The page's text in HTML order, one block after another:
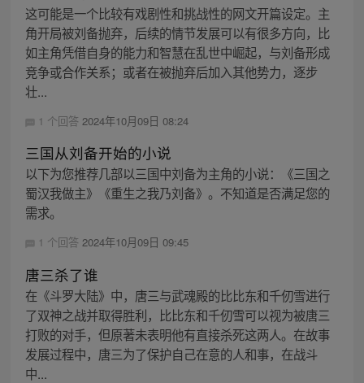
这可能是一个比较有戏剧性和挑战性的网文开篇设定。主
角开局被刘备抛弃，后续的情节发展可以有很多方向，比
如主角凭借自身的能力和智慧在乱世中崛起，与刘备形成
竞争或合作关系；或者在被抛弃后加入其他势力，逐步
壮...
1 个回答 2024年10月09日 08:24
三国从刘备开始的小说
以下为您推荐几部以三国中刘备为主角的小说：《三国之
蜀汉我做主》《重生之我乃刘备》。不知道是否满足您的
需求。
1 个回答 2024年10月09日 09:45
唐三杀了谁
在《斗罗大陆》中，唐三与武魂殿的比比东和千仞雪进行
了双神之战并取得胜利，比比东和千仞雪可以视为被唐三
打败的对手，但原著未表明他有直接杀死这两人。在故事
发展过程中，唐三为了保护自己在意的人和事，在战斗
中...